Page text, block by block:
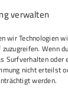
verwalten
wir Technologien
Wenn
Surfverhalten oder
nicht erteilst
werden.
Per E-Mail
Per Post
Ich / wir